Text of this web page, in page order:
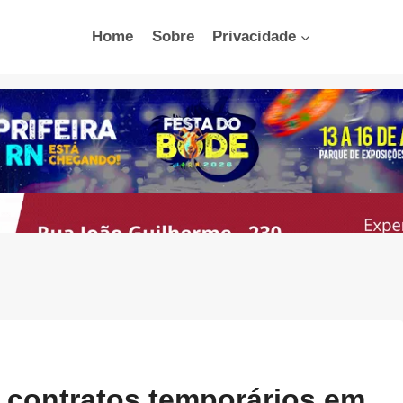
Home Sobre Privacidade